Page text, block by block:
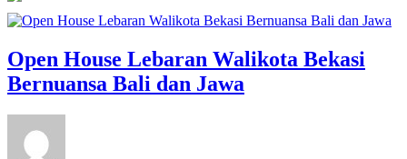
Open House Lebaran Walikota Bekasi
Bernuansa Bali dan Jawa